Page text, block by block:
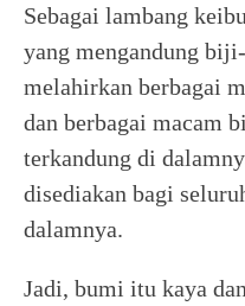
Sebagai lambang
yang mengandung
melahirkan berbagai
dan berbagai macam
terkandung di
disediakan bagi
dalamnya.
Jadi, bumi itu kaya